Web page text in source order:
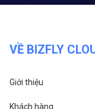
VỀ BIZFLY
Giới thiệu
Khách hàng